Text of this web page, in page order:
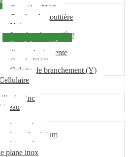
Gouttière PVC
Crochet de gouttière
Naissance
Jonction de gouttière
Fond de gouttière
Tuyau de descente
Coude PVC
Culotte de branchement (Y)
de zinc
plane acier
plane aluminium
plane galva
plane inox